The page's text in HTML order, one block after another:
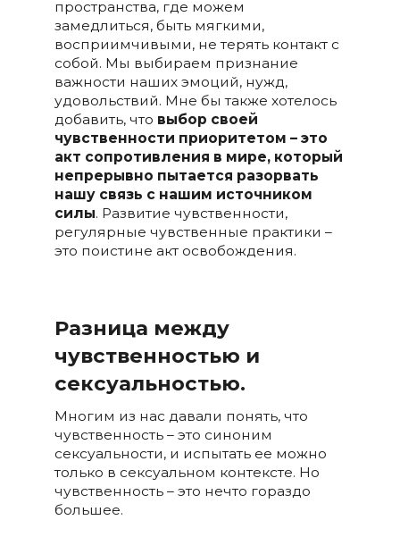
пространства, где можем
замедлиться, быть мягкими,
восприимчивыми, не терять контакт с
собой. Мы выбираем признание
важности наших эмоций, нужд,
удовольствий. Мне бы также хотелось
добавить, что выбор своей
чувственности приоритетом – это
акт сопротивления в мире, который
непрерывно пытается разорвать
нашу связь с нашим источником
силы. Развитие чувственности,
регулярные чувственные практики –
это поистине акт освобождения.
Разница между
чувственностью и
сексуальностью.
Многим из нас давали понять, что
чувственность – это синоним
сексуальности, и испытать ее можно
только в сексуальном контексте. Но
чувственность – это нечто гораздо
большее.